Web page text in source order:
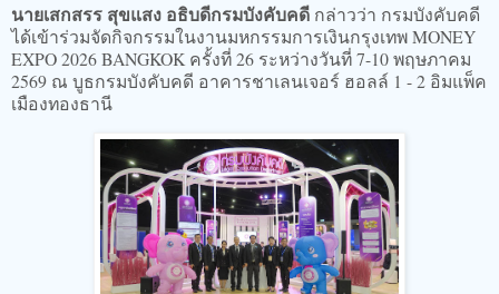
นายเสกสรร สุขแสง อธิบดีกรมบังคับคดี กล่าวว่า กรมบังคับคดี
ได้เข้าร่วมจัดกิจกรรมในงานมหกรรมการเงินกรุงเทพ MONEY
EXPO 2026 BANGKOK ครั้งที่ 26 ระหว่างวันที่ 7-10 พฤษภาคม
2569 ณ บูธกรมบังคับคดี อาคารชาเลนเจอร์ ฮอลล์ 1 - 2 อิมแพ็ค
เมืองทองธานี